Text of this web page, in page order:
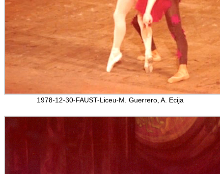
1978-12-30-FAUST-Liceu-M. Guerrero, A. Ecija